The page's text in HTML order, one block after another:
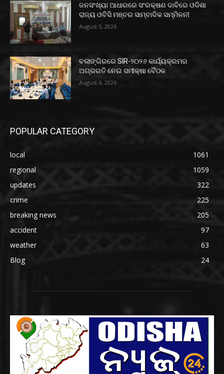
ଜନସଂଖ୍ୟା ଆଧାରରେ ସଂରକ୍ଷଣ ଦାବିରେ ଓଡିଶା
ରାଜ୍ୟ ଓବିସି ମଞ୍ଚର ସାମ୍ବାଦିକ ସମ୍ମିଳନୀ
August 5, 2026
ବଲାଙ୍ଗିରରେ SIR-୨୦୨୬ କାର୍ଯ୍ୟକ୍ରମର
ଅଗ୍ରଗତି ନେଇ ସମୀକ୍ଷା ବୈଠକ
August 4, 2026
POPULAR CATEGORY
local
1061
regional
1059
updates
322
crime
225
breaking news
205
accident
97
weather
63
Blog
24